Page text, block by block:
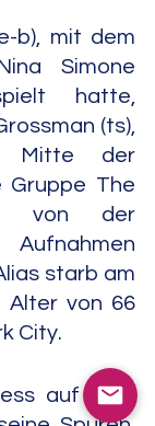
b), mit dem
Simone
hatte,
(ts),
Mitte der
Gruppe The
von der
starb am
Alter von 66
City.
auf über